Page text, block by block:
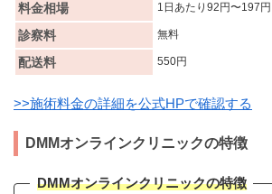
料金相場 1日あたり92円〜197円
診察料 無料
配送料 550円
>>施術料金の詳細を公式HPで確認する
DMMオンラインクリニックの特徴
DMMオンラインクリニックの特徴